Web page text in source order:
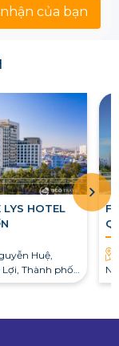
của bạn
LYS HOTEL
Huệ,
Thành phố
tỉnh Bình Định